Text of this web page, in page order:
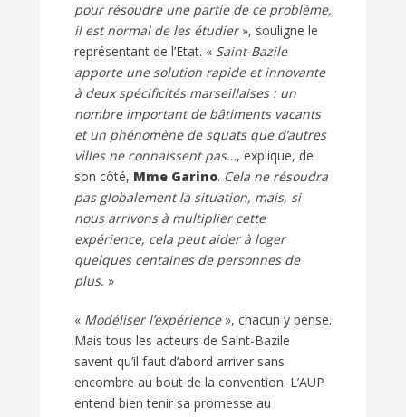
pour résoudre une partie de ce problème,
il est normal de les étudier», souligne le
représentant de l’Etat. « Saint-Bazile
apporte une solution rapide et innovante
à deux spécificités marseillaises : un
nombre important de bâtiments vacants
et un phénomène de squats que d’autres
villes ne connaissent pas…, explique, de
son côté, Mme Garino. Cela ne résoudra
pas globalement la situation, mais, si
nous arrivons à multiplier cette
expérience, cela peut aider à loger
quelques centaines de personnes de
plus. »
« Modéliser l’expérience», chacun y pense.
Mais tous les acteurs de Saint-Bazile
savent qu’il faut d’abord arriver sans
encombre au bout de la convention. L’AUP
entend bien tenir sa promesse au